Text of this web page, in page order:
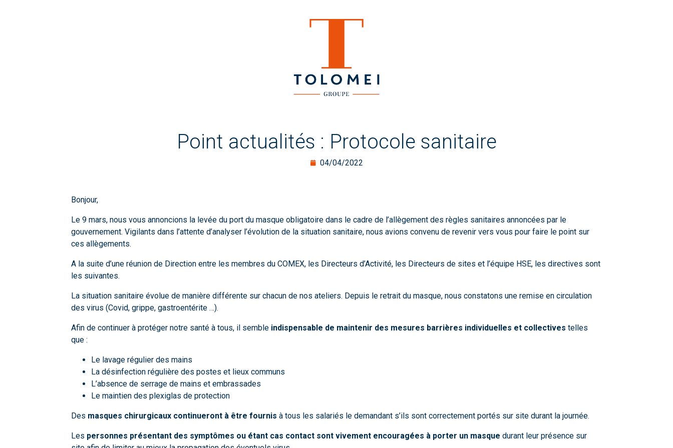
Point actualités : Protocole sanitaire
04/04/2022
Bonjour,
Le 9 mars, nous vous annoncions la levée du port du masque obligatoire dans le cadre de l’allègement des règles sanitaires annoncées par le
gouvernement. Vigilants dans l’attente d’analyser l’évolution de la situation sanitaire, nous avions convenu de revenir vers vous pour faire le point sur
ces allègements.
A la suite d’une réunion de Direction entre les membres du COMEX, les Directeurs d’Activité, les Directeurs de sites et l’équipe HSE, les directives sont
les suivantes.
La situation sanitaire évolue de manière différente sur chacun de nos ateliers. Depuis le retrait du masque, nous constatons une remise en circulation
des virus (Covid, grippe, gastroentérite …).
Afin de continuer à protéger notre santé à tous, il semble indispensable de maintenir des mesures barrières individuelles et collectives telles
que :
Le lavage régulier des mains
La désinfection régulière des postes et lieux communs
L’absence de serrage de mains et embrassades
Le maintien des plexiglas de protection
Des masques chirurgicaux continueront à être fournis à tous les salariés le demandant s’ils sont correctement portés sur site durant la journée.
Les personnes présentant des symptômes ou étant cas contact sont vivement encouragées à porter un masque durant leur présence sur